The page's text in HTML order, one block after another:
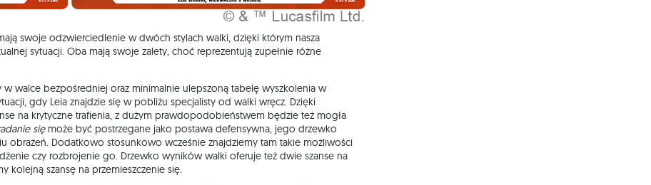
swoje odzwierciedlenie w dwóch stylach walki, dzięki którym nasza
sytuacji. Oba mają swoje zalety, choć reprezentują zupełnie różne
walce bezpośredniej oraz minimalnie ulepszoną tabelę wyszkolenia w
gdy Leia znajdzie się w pobliżu specjalisty od walki wręcz. Dzięki
na krytyczne trafienia, z dużym prawdopodobieństwem będzie też mogła
sięmoże być postrzegane jako postawa defensywna, jego drzewko
obrażeń. Dodatkowo stosunkowo wcześnie znajdziemy tam takie możliwości
czy rozbrojenie go. Drzewko wyników walki oferuje też dwie szanse na
kolejną szansę na przemieszczenie się.